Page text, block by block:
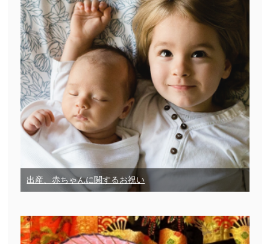
出産、赤ちゃんに関するお祝い